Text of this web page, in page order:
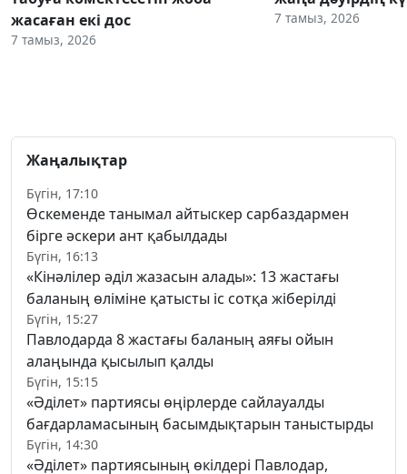
жасаған екі дос
7 тамыз, 2026
7 тамыз, 2026
Жаңалықтар
Бүгін, 17:10
Өскеменде танымал айтыскер сарбаздармен
бірге әскери ант қабылдады
Бүгін, 16:13
«Кінәлілер әділ жазасын алады»: 13 жастағы
баланың өліміне қатысты іс сотқа жіберілді
Бүгін, 15:27
Павлодарда 8 жастағы баланың аяғы ойын
алаңында қысылып қалды
Бүгін, 15:15
«Әділет» партиясы өңірлерде сайлауалды
бағдарламасының басымдықтарын таныстырды
Бүгін, 14:30
«Әділет» партиясының өкілдері Павлодар,